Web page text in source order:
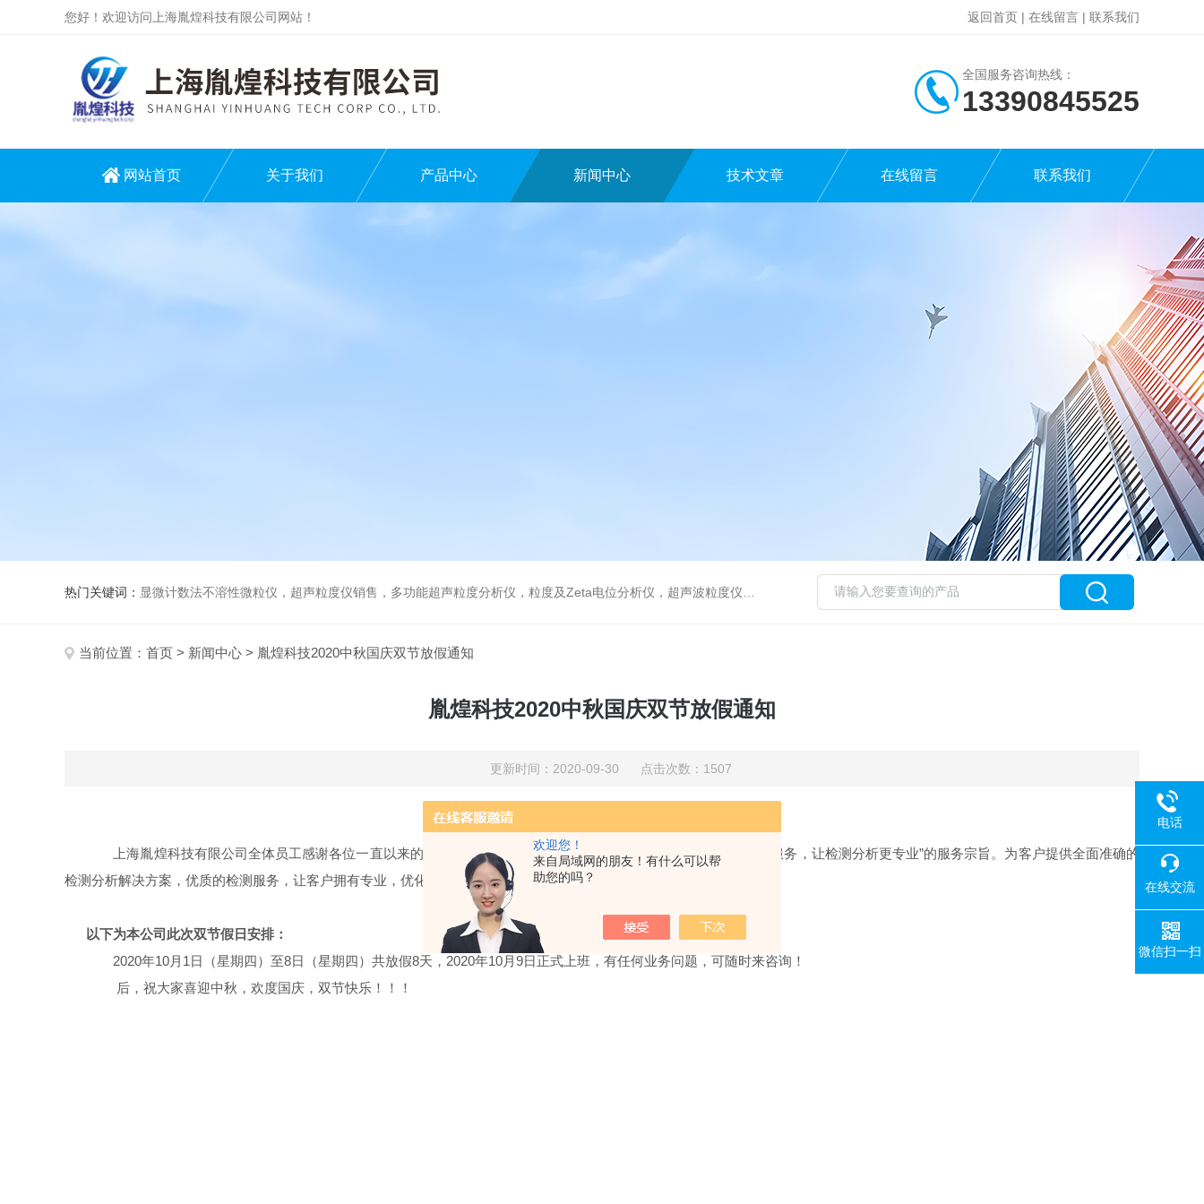
欢迎您！
来自局域网的朋友！有什么可以帮
助您的吗？
您好！欢迎访问上海胤煌科技有限公司网站！ 返回首页 | 在线留言 | 联系我们
全国服务咨询热线：
13390845525
网站首页 关于我们 产品中心 新闻中心 技术文章 在线留言 联系我们
热门关键词： 显微计数法不溶性微粒仪，超声粒度仪销售，多功能超声粒度分析仪，粒度及Zeta电位分析仪，超声波粒度仪，澄清度检查专用伞棚灯，伞棚灯，超声粒度仪超声电位分析仪
当前位置： 首页 > 新闻中心 > 胤煌科技2020中秋国庆双节放假通知
胤煌科技2020中秋国庆双节放假通知
更新时间：2020-09-30 点击次数：1507
上海胤煌科技有限公司全体员工感谢各位一直以来的信任和支持！我们会继续坚持公司“优质产品，专业技术，*服务，让检测分析更专业”的服务宗旨。为客户提供全面准确的
检测分析解决方案，优质的检测服务，让客户拥有专业，优化的设备方案。
以下为本公司此次双节假日安排：
2020年10月1日（星期四）至8日（星期四）共放假8天，2020年10月9日正式上班，有任何业务问题，可随时来咨询！
后，祝大家喜迎中秋，欢度国庆，双节快乐！！！
电话
在线交流
微信扫一扫